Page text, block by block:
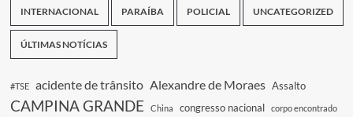
INTERNACIONAL PARAÍBA POLICIAL UNCATEGORIZED
ÚLTIMAS NOTÍCIAS
#TSE acidente de trânsito Alexandre de Moraes Assalto
CAMPINA GRANDE China congresso nacional corpo encontrado